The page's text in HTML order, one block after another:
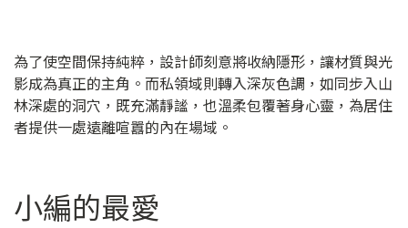
為了使空間保持純粹，設計師刻意將收納隱形，讓材質與光
影成為真正的主角。而私領域則轉入深灰色調，如同步入山
林深處的洞穴，既充滿靜謐，也溫柔包覆著身心靈，為居住
者提供一處遠離喧囂的內在場域。
小編的最愛